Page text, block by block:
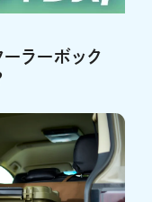
ラーボック